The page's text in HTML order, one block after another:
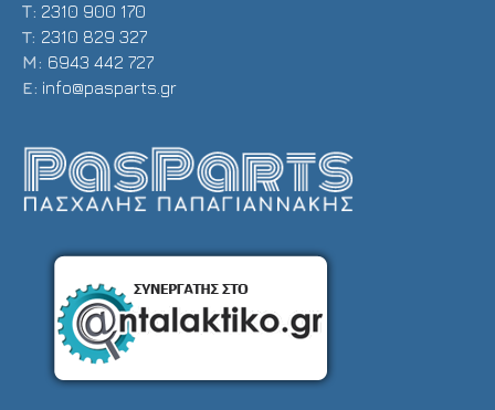
Τ: 2310 900 170
T: 2310 829 327
Μ: 6943 442 727
E: info@pasparts.gr